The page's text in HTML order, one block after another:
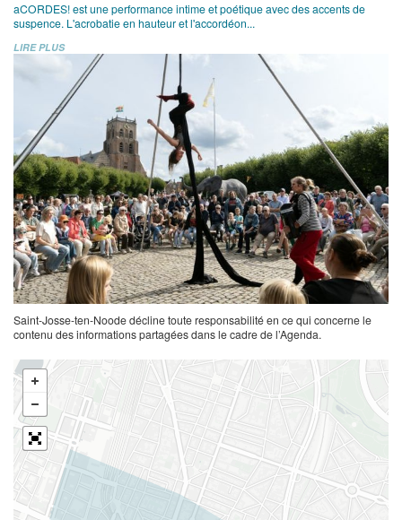
aCORDES! est une performance intime et poétique avec des accents de
suspence. L'acrobatie en hauteur et l'accordéon...
LIRE PLUS
Saint-Josse-ten-Noode décline toute responsabilité en ce qui concerne le
contenu des informations partagées dans le cadre de l’Agenda.